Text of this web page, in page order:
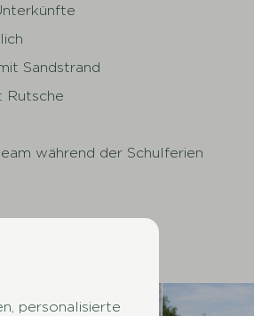
Sandstrand
Rutsche
während der Schulferien
personalisierte